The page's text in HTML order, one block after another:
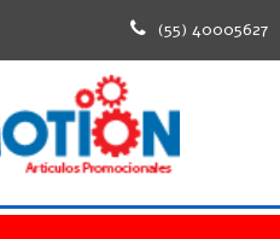
(55) 40005627